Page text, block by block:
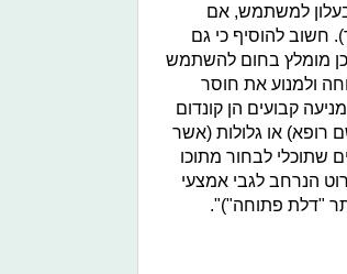
בעלון למשתמש, אם
חשוב להוסיף כי גם
מומלץ בחום להשתמש
ולמנוע את חוסר
קבועים הן קונדום
רופא) או גלולות (אשר
שתוכלי לבחור מתוכו
הנרחב לגבי אמצעי